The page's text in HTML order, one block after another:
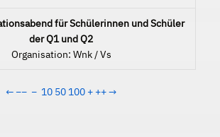
für Schülerinnen und Schüler
der Q1 und Q2
Organisation: Wnk / Vs
← −− − 10 50 100 + ++→